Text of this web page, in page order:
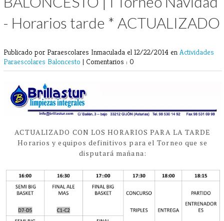
- Horarios tarde * ACTUALIZADO
Publicado por Paraescolares Inmaculada el 12/22/2014 en Actividades
Paraescolares Baloncesto | Comentarios : 0
ACTUALIZADO CON LOS HORARIOS PARA LA TARDE
Horarios y equipos definitivos para el Torneo que se
disputará mañana: